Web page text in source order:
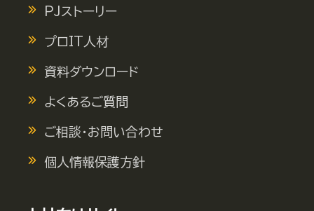
PJストーリー
プロIT人材
資料ダウンロード
よくあるご質問
ご相談・お問い合わせ
個人情報保護方針